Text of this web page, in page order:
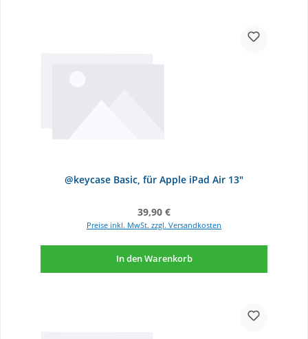
@keycase Basic, für Apple iPad Air 13"
Regulärer Preis:
39,90 €
Preise inkl. MwSt. zzgl. Versandkosten
In den Warenkorb